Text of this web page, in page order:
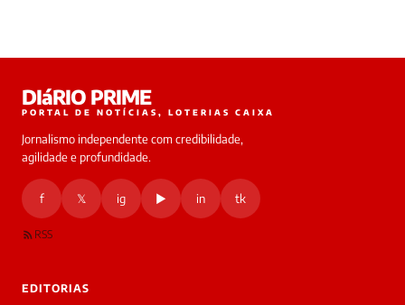
DIáRIO PRIME
PORTAL DE NOTÍCIAS, LOTERIAS CAIXA
Jornalismo independente com credibilidade,
agilidade e profundidade.
f 𝕏 ig ▶ in tk
RSS
EDITORIAS